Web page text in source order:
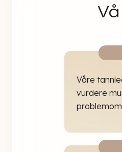
Våre
vurdere